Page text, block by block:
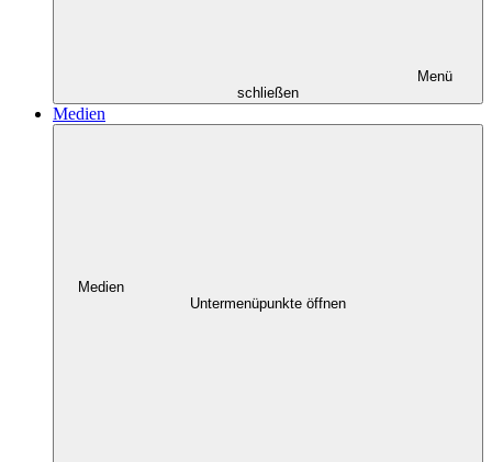
Menü
schließen
Medien
Medien
Untermenüpunkte öffnen